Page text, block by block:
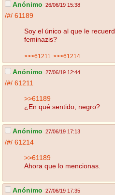
Anónimo 26/06/19 15:38
/#/ 61189
Soy el único al que le
feminazis?
>>>61211 >>>61214
Anónimo 27/06/19 12:44
/#/ 61211
>>61189
¿En qué sentido, negro?
Anónimo 27/06/19 17:13
/#/ 61214
>>61189
Ahora que lo mencionas.
Anónimo 27/06/19 17:35